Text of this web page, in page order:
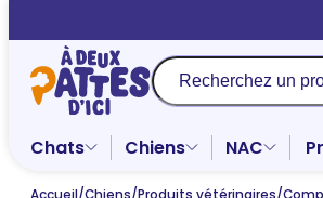
au
contenu
Recherche
Chats Chiens NAC